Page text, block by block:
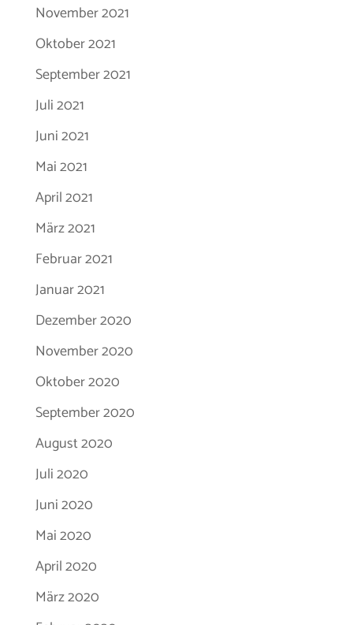
November 2021
Oktober 2021
September 2021
Juli 2021
Juni 2021
Mai 2021
April 2021
März 2021
Februar 2021
Januar 2021
Dezember 2020
November 2020
Oktober 2020
September 2020
August 2020
Juli 2020
Juni 2020
Mai 2020
April 2020
März 2020